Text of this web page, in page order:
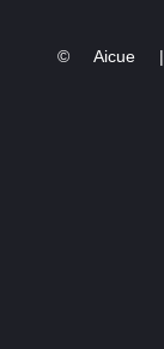
© Aicue |